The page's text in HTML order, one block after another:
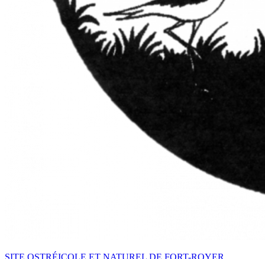
SITE OSTRÉICOLE ET NATUREL DE FORT-ROYER